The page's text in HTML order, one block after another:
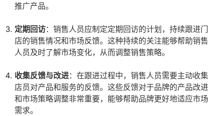
推广产品。
定期回访：销售人员应制定定期回访的计划，持续跟进门
店的销售情况和市场反馈。这种持续的关注能够帮助销售
人员及时了解市场变化，从而调整销售策略。
收集反馈与改进：在跟进过程中，销售人员需要主动收集
店员对产品和服务的反馈。这些反馈对于品牌的产品改进
和市场策略调整非常重要，能够帮助品牌更好地适应市场
需求。